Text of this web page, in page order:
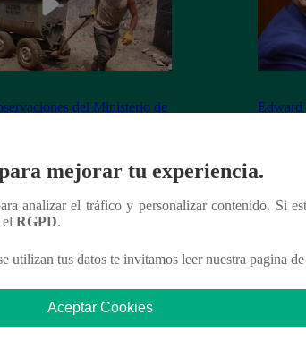
del Ministerio de
Edward
mejorar tu experiencia.
analizar el tráfico y personalizar contenido. Si
RGPD.
utilizan tus datos te invitamos leer nuestra pagina de
Aceptar Cookies